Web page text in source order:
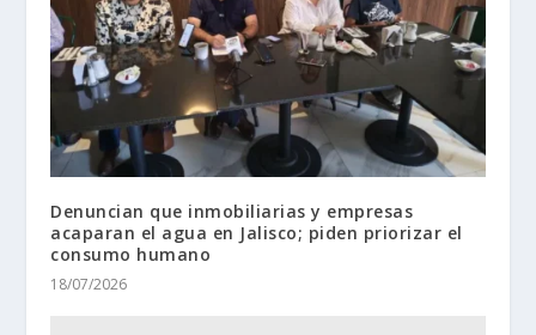
Denuncian que inmobiliarias y empresas
acaparan el agua en Jalisco; piden priorizar el
consumo humano
18/07/2026